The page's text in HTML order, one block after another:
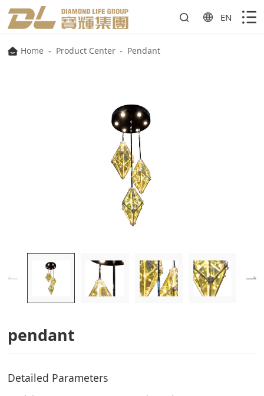
EN
Home - Product Center - Pendant
pendant
Detailed Parameters